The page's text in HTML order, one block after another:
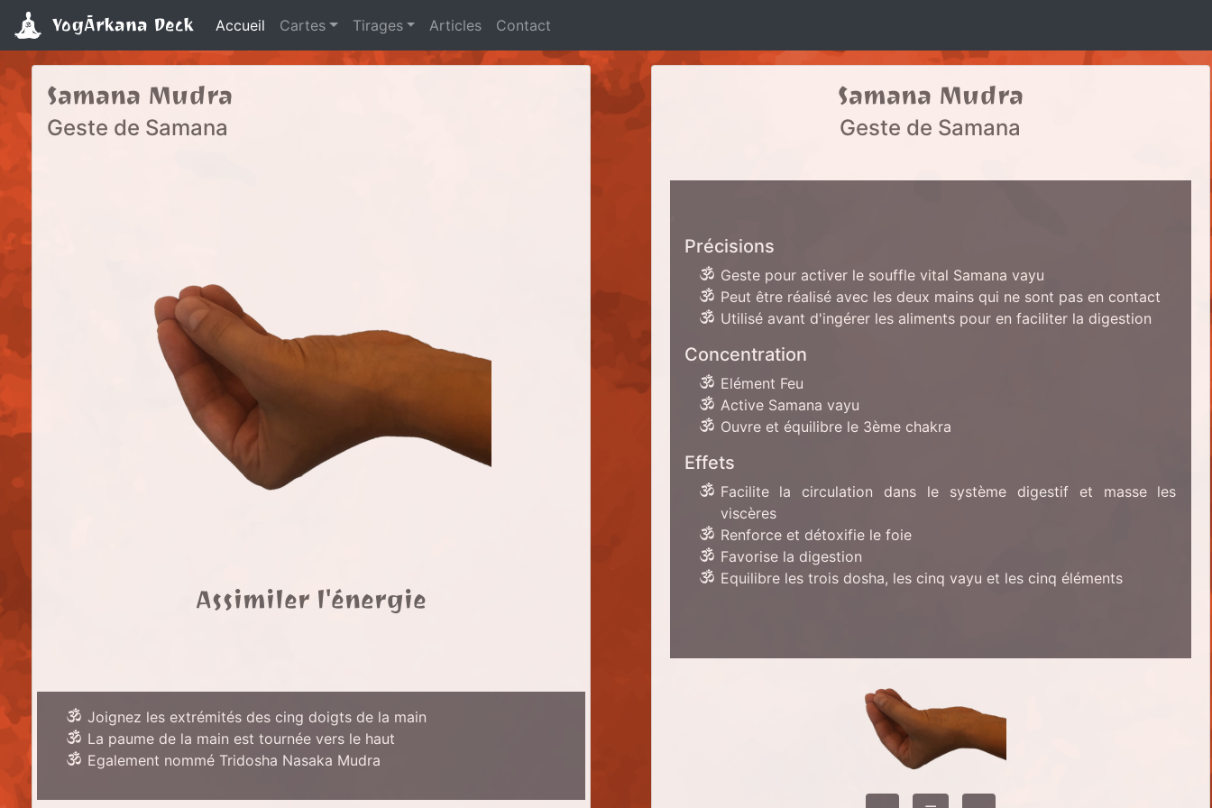
YogĀrkana Deck Accueil Cartes Tirages Articles Contact
Samana Mudra
Geste de Samana
Assimiler l'énergie
Joignez les extrémités des cing doigts de la main
La paume de la main est tournée vers le haut
Egalement nommé Tridosha Nasaka Mudra
Samana Mudra
Geste de Samana
Précisions
Geste pour activer le souffle vital Samana vayu
Peut être réalisé avec les deux mains qui ne sont pas en contact
Utilisé avant d'ingérer les aliments pour en faciliter la digestion
Concentration
Elément Feu
Active Samana vayu
Ouvre et équilibre le 3ème chakra
Effets
Facilite la circulation dans le système digestif et masse les
viscères
Renforce et détoxifie le foie
Favorise la digestion
Equilibre les trois dosha, les cinq vayu et les cinq éléments